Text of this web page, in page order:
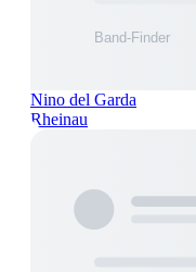
Nino del Garda
Rheinau